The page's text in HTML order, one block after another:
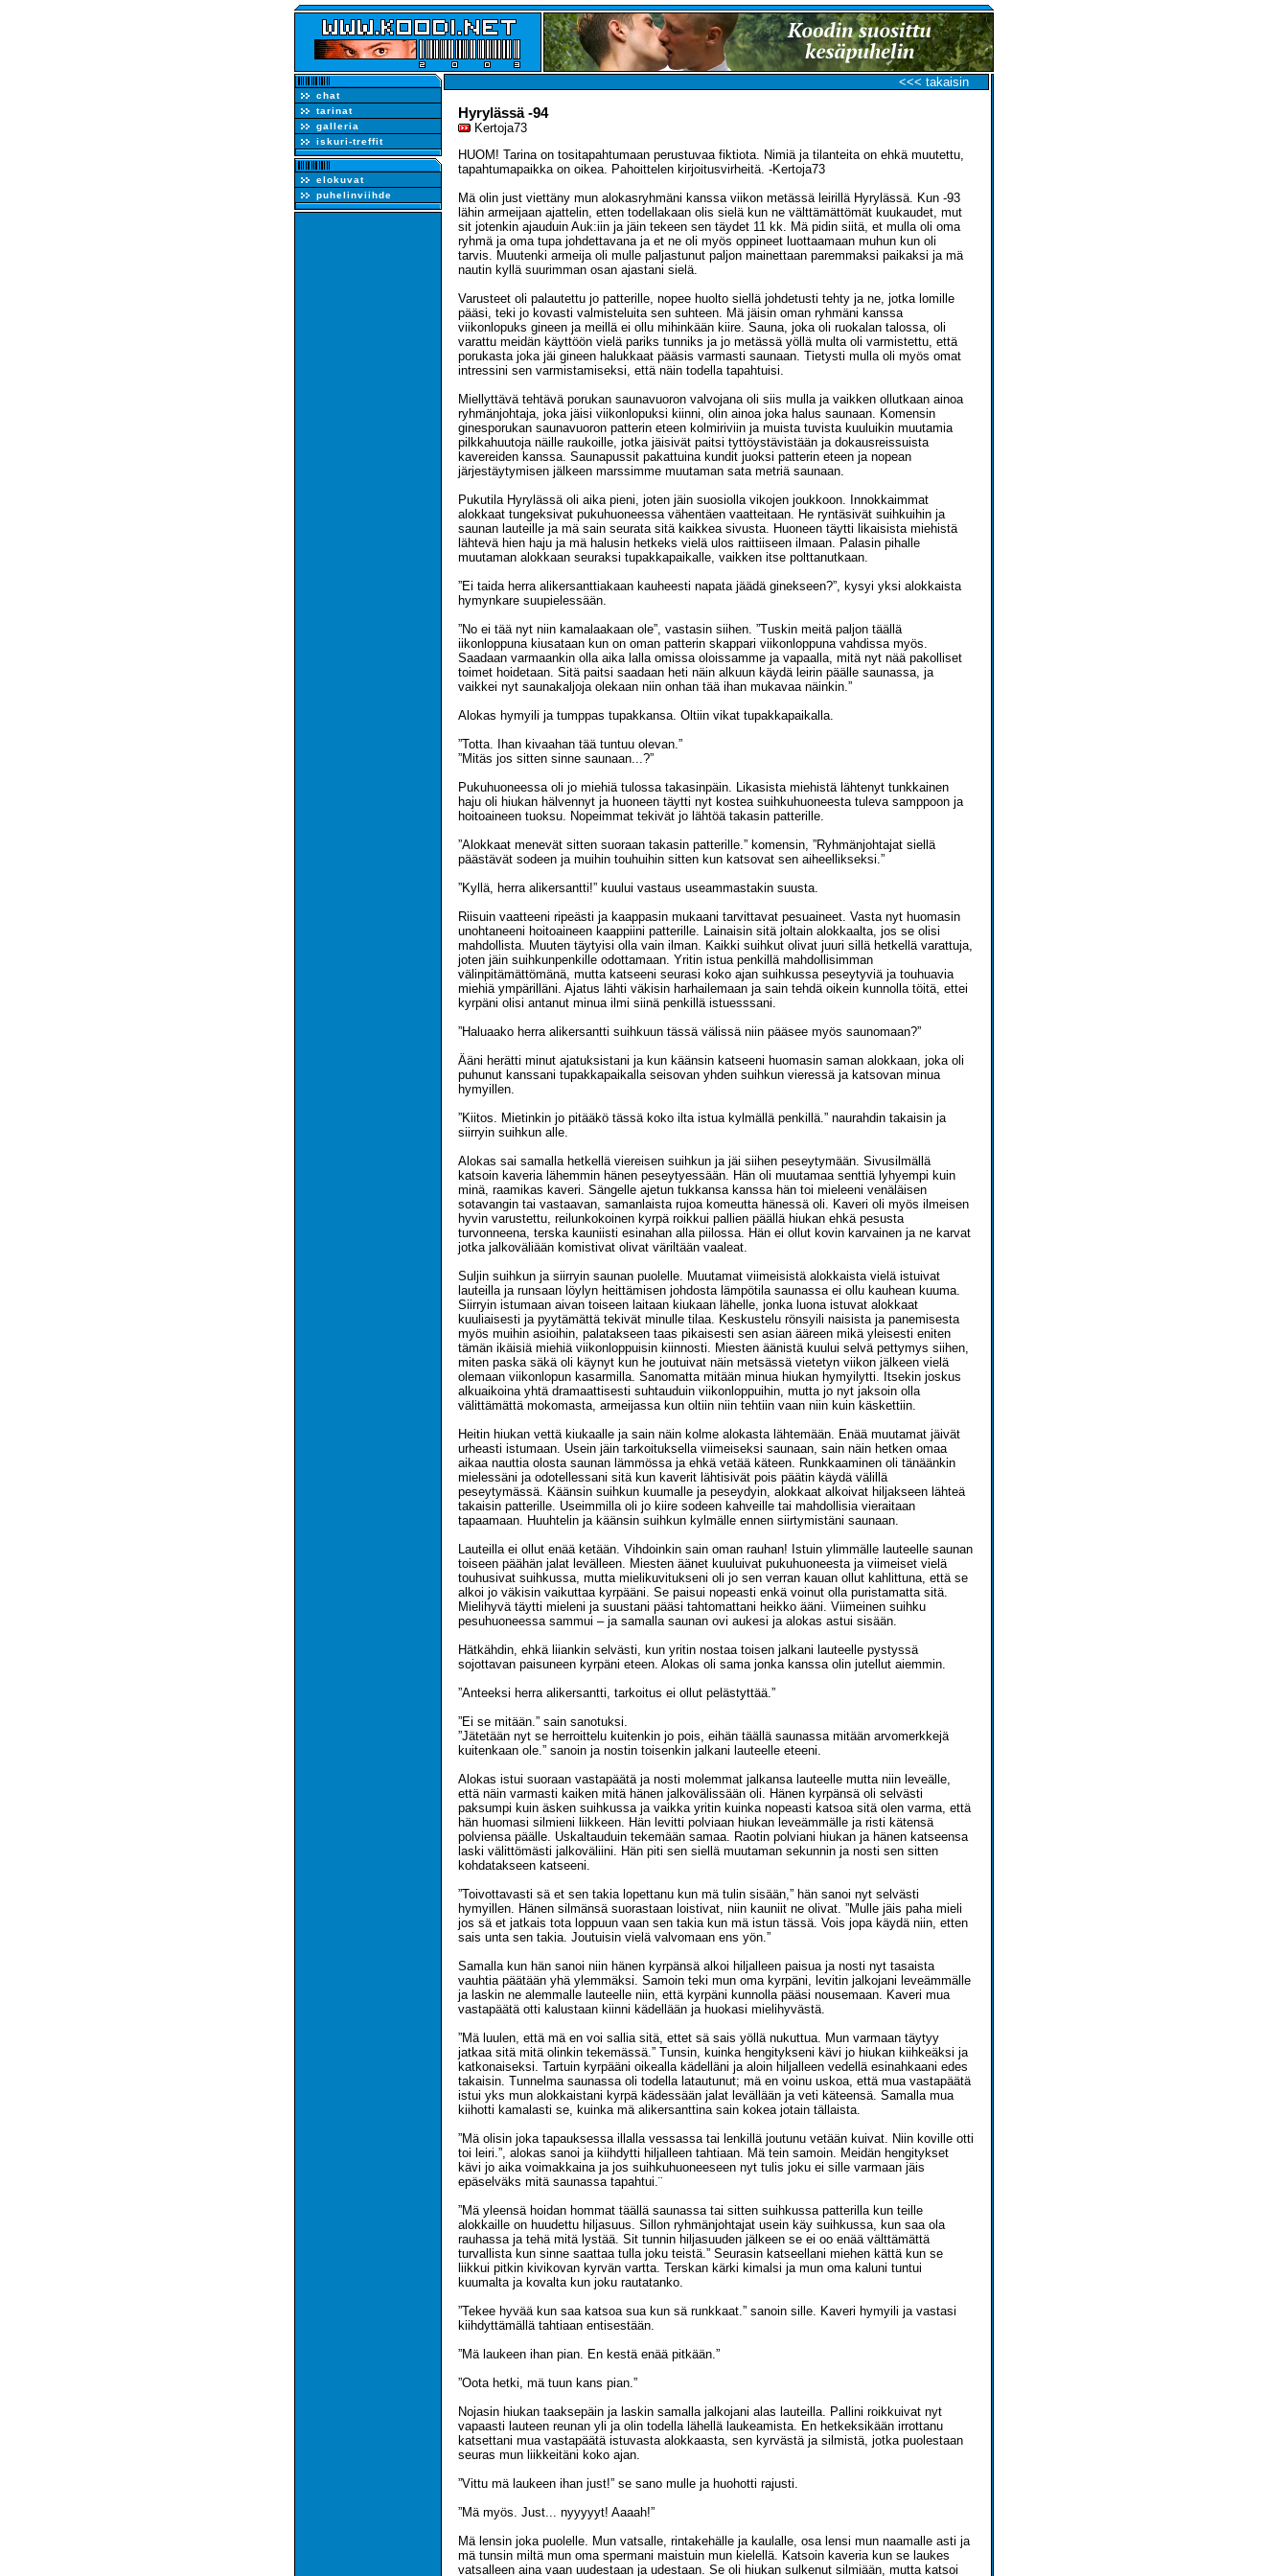
chat
tarinat
galleria
iskuri-treffit
elokuvat
puhelinviihde
<<< takaisin
Hyrylässä -94
Kertoja73
HUOM! Tarina on tositapahtumaan perustuvaa fiktiota. Nimiä ja tilanteita on ehkä muutettu,
tapahtumapaikka on oikea. Pahoittelen kirjoitusvirheitä. -Kertoja73
Mä olin just viettäny mun alokasryhmäni kanssa viikon metässä leirillä Hyrylässä. Kun -93
lähin armeijaan ajattelin, etten todellakaan olis sielä kun ne välttämättömät kuukaudet, mut
sit jotenkin ajauduin Auk:iin ja jäin tekeen sen täydet 11 kk. Mä pidin siitä, et mulla oli oma
ryhmä ja oma tupa johdettavana ja et ne oli myös oppineet luottaamaan muhun kun oli
tarvis. Muutenki armeija oli mulle paljastunut paljon mainettaan paremmaksi paikaksi ja mä
nautin kyllä suurimman osan ajastani sielä.
Varusteet oli palautettu jo patterille, nopee huolto siellä johdetusti tehty ja ne, jotka lomille
pääsi, teki jo kovasti valmisteluita sen suhteen. Mä jäisin oman ryhmäni kanssa
viikonlopuks gineen ja meillä ei ollu mihinkään kiire. Sauna, joka oli ruokalan talossa, oli
varattu meidän käyttöön vielä pariks tunniks ja jo metässä yöllä multa oli varmistettu, että
porukasta joka jäi gineen halukkaat pääsis varmasti saunaan. Tietysti mulla oli myös omat
intressini sen varmistamiseksi, että näin todella tapahtuisi.
Miellyttävä tehtävä porukan saunavuoron valvojana oli siis mulla ja vaikken ollutkaan ainoa
ryhmänjohtaja, joka jäisi viikonlopuksi kiinni, olin ainoa joka halus saunaan. Komensin
ginesporukan saunavuoron patterin eteen kolmiriviin ja muista tuvista kuuluikin muutamia
pilkkahuutoja näille raukoille, jotka jäisivät paitsi tyttöystävistään ja dokausreissuista
kavereiden kanssa. Saunapussit pakattuina kundit juoksi patterin eteen ja nopean
järjestäytymisen jälkeen marssimme muutaman sata metriä saunaan.
Pukutila Hyrylässä oli aika pieni, joten jäin suosiolla vikojen joukkoon. Innokkaimmat
alokkaat tungeksivat pukuhuoneessa vähentäen vaatteitaan. He ryntäsivät suihkuihin ja
saunan lauteille ja mä sain seurata sitä kaikkea sivusta. Huoneen täytti likaisista miehistä
lähtevä hien haju ja mä halusin hetkeks vielä ulos raittiiseen ilmaan. Palasin pihalle
muutaman alokkaan seuraksi tupakkapaikalle, vaikken itse polttanutkaan.
”Ei taida herra alikersanttiakaan kauheesti napata jäädä ginekseen?”, kysyi yksi alokkaista
hymynkare suupielessään.
”No ei tää nyt niin kamalaakaan ole”, vastasin siihen. ”Tuskin meitä paljon täällä
iikonloppuna kiusataan kun on oman patterin skappari viikonloppuna vahdissa myös.
Saadaan varmaankin olla aika lalla omissa oloissamme ja vapaalla, mitä nyt nää pakolliset
toimet hoidetaan. Sitä paitsi saadaan heti näin alkuun käydä leirin päälle saunassa, ja
vaikkei nyt saunakaljoja olekaan niin onhan tää ihan mukavaa näinkin.”
Alokas hymyili ja tumppas tupakkansa. Oltiin vikat tupakkapaikalla.
”Totta. Ihan kivaahan tää tuntuu olevan.”
”Mitäs jos sitten sinne saunaan...?”
Pukuhuoneessa oli jo miehiä tulossa takasinpäin. Likasista miehistä lähtenyt tunkkainen
haju oli hiukan hälvennyt ja huoneen täytti nyt kostea suihkuhuoneesta tuleva samppoon ja
hoitoaineen tuoksu. Nopeimmat tekivät jo lähtöä takasin patterille.
”Alokkaat menevät sitten suoraan takasin patterille.” komensin, ”Ryhmänjohtajat siellä
päästävät sodeen ja muihin touhuihin sitten kun katsovat sen aiheellikseksi.”
”Kyllä, herra alikersantti!” kuului vastaus useammastakin suusta.
Riisuin vaatteeni ripeästi ja kaappasin mukaani tarvittavat pesuaineet. Vasta nyt huomasin
unohtaneeni hoitoaineen kaappiini patterille. Lainaisin sitä joltain alokkaalta, jos se olisi
mahdollista. Muuten täytyisi olla vain ilman. Kaikki suihkut olivat juuri sillä hetkellä varattuja,
joten jäin suihkunpenkille odottamaan. Yritin istua penkillä mahdollisimman
välinpitämättömänä, mutta katseeni seurasi koko ajan suihkussa peseytyviä ja touhuavia
miehiä ympärilläni. Ajatus lähti väkisin harhailemaan ja sain tehdä oikein kunnolla töitä, ettei
kyrpäni olisi antanut minua ilmi siinä penkillä istuesssani.
”Haluaako herra alikersantti suihkuun tässä välissä niin pääsee myös saunomaan?”
Ääni herätti minut ajatuksistani ja kun käänsin katseeni huomasin saman alokkaan, joka oli
puhunut kanssani tupakkapaikalla seisovan yhden suihkun vieressä ja katsovan minua
hymyillen.
”Kiitos. Mietinkin jo pitääkö tässä koko ilta istua kylmällä penkillä.” naurahdin takaisin ja
siirryin suihkun alle.
Alokas sai samalla hetkellä viereisen suihkun ja jäi siihen peseytymään. Sivusilmällä
katsoin kaveria lähemmin hänen peseytyessään. Hän oli muutamaa senttiä lyhyempi kuin
minä, raamikas kaveri. Sängelle ajetun tukkansa kanssa hän toi mieleeni venäläisen
sotavangin tai vastaavan, samanlaista rujoa komeutta hänessä oli. Kaveri oli myös ilmeisen
hyvin varustettu, reilunkokoinen kyrpä roikkui pallien päällä hiukan ehkä pesusta
turvonneena, terska kauniisti esinahan alla piilossa. Hän ei ollut kovin karvainen ja ne karvat
jotka jalkoväliään komistivat olivat väriltään vaaleat.
Suljin suihkun ja siirryin saunan puolelle. Muutamat viimeisistä alokkaista vielä istuivat
lauteilla ja runsaan löylyn heittämisen johdosta lämpötila saunassa ei ollu kauhean kuuma.
Siirryin istumaan aivan toiseen laitaan kiukaan lähelle, jonka luona istuvat alokkaat
kuuliaisesti ja pyytämättä tekivät minulle tilaa. Keskustelu rönsyili naisista ja panemisesta
myös muihin asioihin, palatakseen taas pikaisesti sen asian ääreen mikä yleisesti eniten
tämän ikäisiä miehiä viikonloppuisin kiinnosti. Miesten äänistä kuului selvä pettymys siihen,
miten paska säkä oli käynyt kun he joutuivat näin metsässä vietetyn viikon jälkeen vielä
olemaan viikonlopun kasarmilla. Sanomatta mitään minua hiukan hymyilytti. Itsekin joskus
alkuaikoina yhtä dramaattisesti suhtauduin viikonloppuihin, mutta jo nyt jaksoin olla
välittämättä mokomasta, armeijassa kun oltiin niin tehtiin vaan niin kuin käskettiin.
Heitin hiukan vettä kiukaalle ja sain näin kolme alokasta lähtemään. Enää muutamat jäivät
urheasti istumaan. Usein jäin tarkoituksella viimeiseksi saunaan, sain näin hetken omaa
aikaa nauttia olosta saunan lämmössa ja ehkä vetää käteen. Runkkaaminen oli tänäänkin
mielessäni ja odotellessani sitä kun kaverit lähtisivät pois päätin käydä välillä
peseytymässä. Käänsin suihkun kuumalle ja peseydyin, alokkaat alkoivat hiljakseen lähteä
takaisin patterille. Useimmilla oli jo kiire sodeen kahveille tai mahdollisia vieraitaan
tapaamaan. Huuhtelin ja käänsin suihkun kylmälle ennen siirtymistäni saunaan.
Lauteilla ei ollut enää ketään. Vihdoinkin sain oman rauhan! Istuin ylimmälle lauteelle saunan
toiseen päähän jalat levälleen. Miesten äänet kuuluivat pukuhuoneesta ja viimeiset vielä
touhusivat suihkussa, mutta mielikuvitukseni oli jo sen verran kauan ollut kahlittuna, että se
alkoi jo väkisin vaikuttaa kyrpääni. Se paisui nopeasti enkä voinut olla puristamatta sitä.
Mielihyvä täytti mieleni ja suustani pääsi tahtomattani heikko ääni. Viimeinen suihku
pesuhuoneessa sammui – ja samalla saunan ovi aukesi ja alokas astui sisään.
Hätkähdin, ehkä liiankin selvästi, kun yritin nostaa toisen jalkani lauteelle pystyssä
sojottavan paisuneen kyrpäni eteen. Alokas oli sama jonka kanssa olin jutellut aiemmin.
”Anteeksi herra alikersantti, tarkoitus ei ollut pelästyttää.”
”Ei se mitään.” sain sanotuksi.
”Jätetään nyt se herroittelu kuitenkin jo pois, eihän täällä saunassa mitään arvomerkkejä
kuitenkaan ole.” sanoin ja nostin toisenkin jalkani lauteelle eteeni.
Alokas istui suoraan vastapäätä ja nosti molemmat jalkansa lauteelle mutta niin leveälle,
että näin varmasti kaiken mitä hänen jalkovälissään oli. Hänen kyrpänsä oli selvästi
paksumpi kuin äsken suihkussa ja vaikka yritin kuinka nopeasti katsoa sitä olen varma, että
hän huomasi silmieni liikkeen. Hän levitti polviaan hiukan leveämmälle ja risti kätensä
polviensa päälle. Uskaltauduin tekemään samaa. Raotin polviani hiukan ja hänen katseensa
laski välittömästi jalkoväliini. Hän piti sen siellä muutaman sekunnin ja nosti sen sitten
kohdatakseen katseeni.
”Toivottavasti sä et sen takia lopettanu kun mä tulin sisään,” hän sanoi nyt selvästi
hymyillen. Hänen silmänsä suorastaan loistivat, niin kauniit ne olivat. ”Mulle jäis paha mieli
jos sä et jatkais tota loppuun vaan sen takia kun mä istun tässä. Vois jopa käydä niin, etten
sais unta sen takia. Joutuisin vielä valvomaan ens yön.”
Samalla kun hän sanoi niin hänen kyrpänsä alkoi hiljalleen paisua ja nosti nyt tasaista
vauhtia päätään yhä ylemmäksi. Samoin teki mun oma kyrpäni, levitin jalkojani leveämmälle
ja laskin ne alemmalle lauteelle niin, että kyrpäni kunnolla pääsi nousemaan. Kaveri mua
vastapäätä otti kalustaan kiinni kädellään ja huokasi mielihyvästä.
”Mä luulen, että mä en voi sallia sitä, ettet sä sais yöllä nukuttua. Mun varmaan täytyy
jatkaa sitä mitä olinkin tekemässä.” Tunsin, kuinka hengitykseni kävi jo hiukan kiihkeäksi ja
katkonaiseksi. Tartuin kyrpääni oikealla kädelläni ja aloin hiljalleen vedellä esinahkaani edes
takaisin. Tunnelma saunassa oli todella latautunut; mä en voinu uskoa, että mua vastapäätä
istui yks mun alokkaistani kyrpä kädessään jalat levällään ja veti käteensä. Samalla mua
kiihotti kamalasti se, kuinka mä alikersanttina sain kokea jotain tällaista.
”Mä olisin joka tapauksessa illalla vessassa tai lenkillä joutunu vetään kuivat. Niin koville otti
toi leiri.”, alokas sanoi ja kiihdytti hiljalleen tahtiaan. Mä tein samoin. Meidän hengitykset
kävi jo aika voimakkaina ja jos suihkuhuoneeseen nyt tulis joku ei sille varmaan jäis
epäselväks mitä saunassa tapahtui.¨
”Mä yleensä hoidan hommat täällä saunassa tai sitten suihkussa patterilla kun teille
alokkaille on huudettu hiljasuus. Sillon ryhmänjohtajat usein käy suihkussa, kun saa ola
rauhassa ja tehä mitä lystää. Sit tunnin hiljasuuden jälkeen se ei oo enää välttämättä
turvallista kun sinne saattaa tulla joku teistä.” Seurasin katseellani miehen kättä kun se
liikkui pitkin kivikovan kyrvän vartta. Terskan kärki kimalsi ja mun oma kaluni tuntui
kuumalta ja kovalta kun joku rautatanko.
”Tekee hyvää kun saa katsoa sua kun sä runkkaat.” sanoin sille. Kaveri hymyili ja vastasi
kiihdyttämällä tahtiaan entisestään.
”Mä laukeen ihan pian. En kestä enää pitkään.”
”Oota hetki, mä tuun kans pian.”
Nojasin hiukan taaksepäin ja laskin samalla jalkojani alas lauteilla. Pallini roikkuivat nyt
vapaasti lauteen reunan yli ja olin todella lähellä laukeamista. En hetkeksikään irrottanu
katsettani mua vastapäätä istuvasta alokkaasta, sen kyrvästä ja silmistä, jotka puolestaan
seuras mun liikkeitäni koko ajan.
”Vittu mä laukeen ihan just!” se sano mulle ja huohotti rajusti.
”Mä myös. Just... nyyyyyt! Aaaah!”
Mä lensin joka puolelle. Mun vatsalle, rintakehälle ja kaulalle, osa lensi mun naamalle asti ja
mä tunsin miltä mun oma spermani maistuin mun kielellä. Katsoin kaveria kun se laukes
vatsalleen aina vaan uudestaan ja udestaan. Se oli hiukan sulkenut silmiään, mutta katsoi